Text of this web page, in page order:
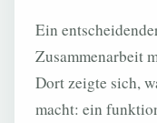
Ein
Zusammenarbeit
Dort zeigte sich,
macht: ein